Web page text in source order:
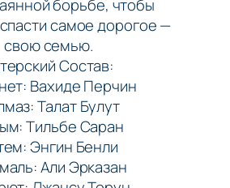
борьбе, чтобы
самое дорогое —
свою семью.
Состав:
Вахиде Перчин
Талат Булут
Тильбе Саран
Энгин Бенли
Али Эрказан